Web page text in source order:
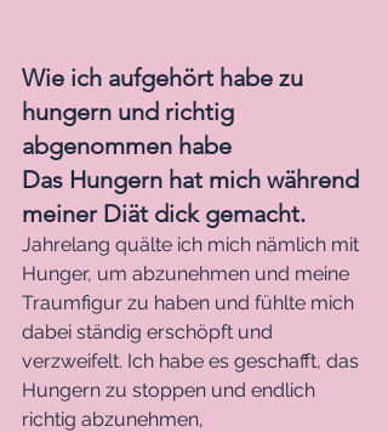
Wie ich aufgehört habe zu
hungern und richtig
abgenommen habe
Das Hungern hat mich während
meiner Diät dick gemacht.
Jahrelang quälte ich mich nämlich mit
Hunger, um abzunehmen und meine
Traumfigur zu haben und fühlte mich
dabei ständig erschöpft und
verzweifelt. Ich habe es geschafft, das
Hungern zu stoppen und endlich
richtig abzunehmen,